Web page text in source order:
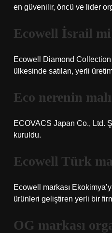
en güvenilir, öncü ve lider
Ecowell İsrail
Ecowell Diamond
ülkesinde satılan, yerli
Eco nerenin
ECOVACS Japan Co., Ltd.
kuruldu.
Ecowell Türk
Ecowell markası
ürünleri geliştiren yerli bir
OG markası